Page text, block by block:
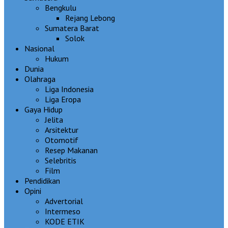
Bengkulu
Rejang Lebong
Sumatera Barat
Solok
Nasional
Hukum
Dunia
Olahraga
Liga Indonesia
Liga Eropa
Gaya Hidup
Jelita
Arsitektur
Otomotif
Resep Makanan
Selebritis
Film
Pendidikan
Opini
Advertorial
Intermeso
KODE ETIK